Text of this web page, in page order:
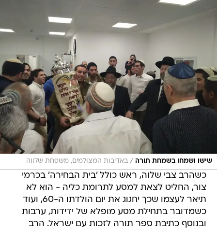
שישו ושמחו בשמחת תורה / באדיבות המצולמים, משפחת שלווה
כשהרב צבי שלוה, ראש כולל 'בית הבחירה' בכרמי
צור, החליט לצאת למסע לתרומת כליה - הוא לא
תיאר לעצמו שכך יחגוג את יום הולדתו ה-60, ועוד
כשמדובר בתחילת מסע מופלא של ידידות, ערבות
ובנוסף כתיבת ספר תורה לזכות עם ישראל. הרב